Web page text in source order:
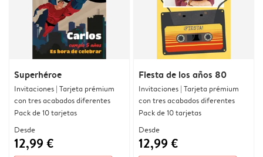
Superhéroe
Invitaciones | Tarjeta prémium
con tres acabados diferentes
Pack de 10 tarjetas
Desde
12,99 €
Fiesta de los años 80
Invitaciones | Tarjeta prémium
con tres acabados diferentes
Pack de 10 tarjetas
Desde
12,99 €